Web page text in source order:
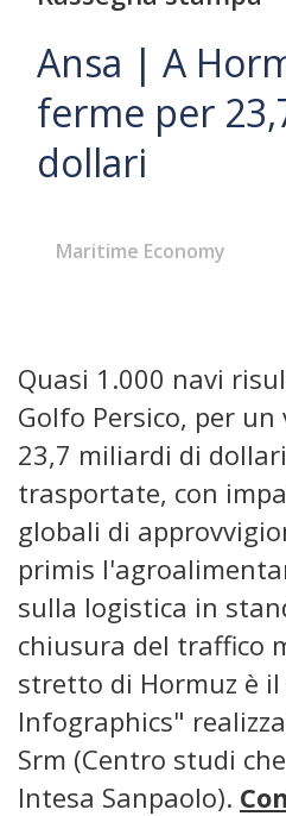
Ansa | A
ferme per
dollari
Maritime Economy
Quasi 1.000 navi
Golfo Persico, per
23,7 miliardi di
trasportate, con
globali di
primis
sulla logistica in
chiusura del traffico
stretto di Hormuz è
Infographics"
Srm (Centro studi
Intesa Sanpaolo).